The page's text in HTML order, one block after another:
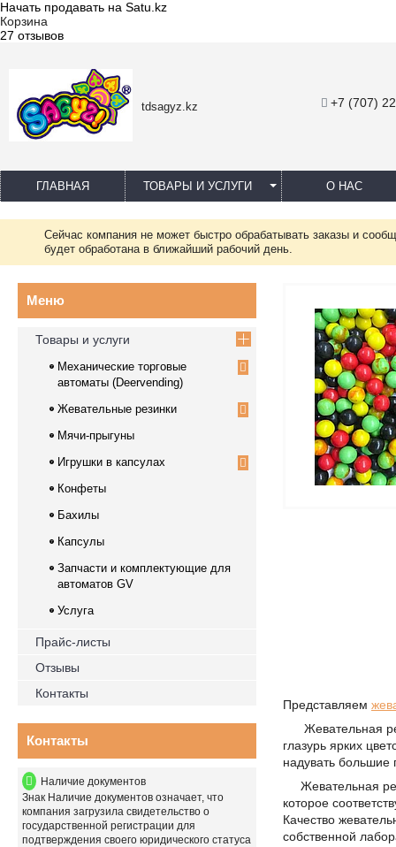
Начать продавать на Satu.kz
Корзина
27 отзывов
tdsagyz.kz +7 (707)
ГЛАВНАЯ ТОВАРЫ И УСЛУГИ О НАС
Сейчас компания не может быстро обрабатывать заказы и
будет обработана в ближайший рабочий день.
Представляем
Жевательная
глазурь ярких
надувать большие
Жевательная
которое
Качество
собственной
Товары и услуги
Механические торговые
автоматы (Deervending)
Жевательные резинки
Мячи-прыгуны
Игрушки в капсулах
Конфеты
Бахилы
Капсулы
Запчасти и комплектующие для
автоматов GV
Услуга
Прайс-листы
Отзывы
Контакты
Контакты
Наличие документов
Знак Наличие документов означает, что
компания загрузила свидетельство о
государственной регистрации для
подтверждения своего юридического статуса